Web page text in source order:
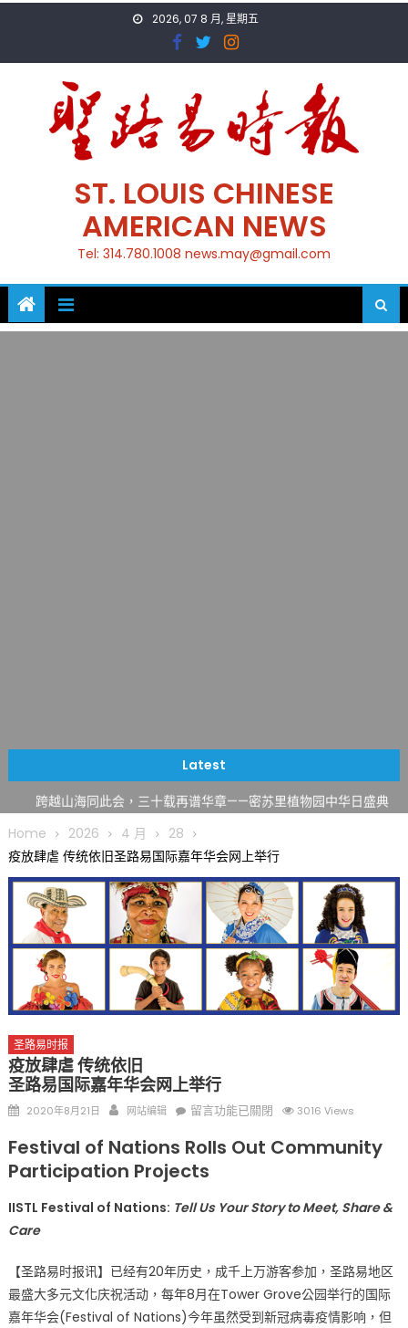
2026, 07 8 月, 星期五
ST. LOUIS CHINESE
AMERICAN NEWS
Tel: 314.780.1008 news.may@gmail.com
Latest
筝声与琴韵交汇：刘励(Li Statler)与钢琴家Darek演绎一场古筝
跨越山海同此会，三十载再谱华章——密苏里植物园中华日盛典
圆满举行
圣路易龙舟俱乐部5月16日龙舟体验日 邀请各界亲身体验划行乐
趣 + 水上竞速魅力
三十二载跨越时空的相逢
执掌密苏里植物园近四十年 致力推动全球植物多样性研究与中美
合作 Peter Raven 博士逝世 享年89岁
一晃三十年，初夏又相逢。中华日，等你来赴约 —— 密苏里植物
园“中华日三十周年特别报道（五）
筝声与琴韵交汇：刘励(Li Statler)与钢琴家Darek演绎一场古筝
Home 2026 4 月
28
疫放肆虐 传统依旧圣路易国际嘉年华会网上举行
圣路易时报
疫放肆虐 传统依旧
圣路易国际嘉年华会网上举行
Posted
2020年8月21日 Author
网站编辑
在
放
肆
传
旧
圣
路
留言功能已關閉 3016 Views
Festival of Nations Rolls Out Community
Participation Projects
IISTL Festival of Nations: Tell Us Your Story to Meet, Share &
Care
【圣路易时报讯】已经有20年历史，成千上万游客参加，圣路易地区
最盛大多元文化庆祝活动，每年8月在Tower Grove公园举行的国际
嘉年华会(Festival of Nations)今年虽然受到新冠病毒疫情影响，但